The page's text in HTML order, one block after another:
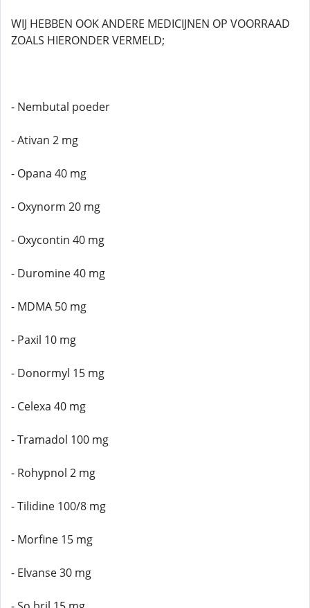
WIJ HEBBEN OOK ANDERE MEDICIJNEN OP VOORRAAD
ZOALS HIERONDER VERMELD;
- Nembutal poeder
- Ativan 2 mg
- Opana 40 mg
- Oxynorm 20 mg
- Oxycontin 40 mg
- Duromine 40 mg
- MDMA 50 mg
- Paxil 10 mg
- Donormyl 15 mg
- Celexa 40 mg
- Tramadol 100 mg
- Rohypnol 2 mg
- Tilidine 100/8 mg
- Morfine 15 mg
- Elvanse 30 mg